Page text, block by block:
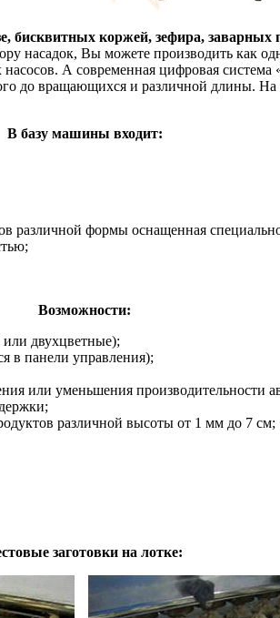
бисквитных коржей, зефира,
насадок, Вы можете производить как
А современная цифровая
до вращающихся и различной длины.
В базу машины входит:
различной формы оснащенная
Возможности:
или двухцветные);
в панели управления);
или уменьшения производительности
различной высоты от 1 мм до 7 см;
заготовки на лотке: